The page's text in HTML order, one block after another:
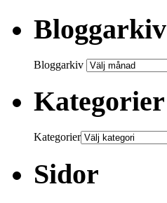
Bloggarkiv
Bloggarkiv
Kategorier
Kategorier
Sidor